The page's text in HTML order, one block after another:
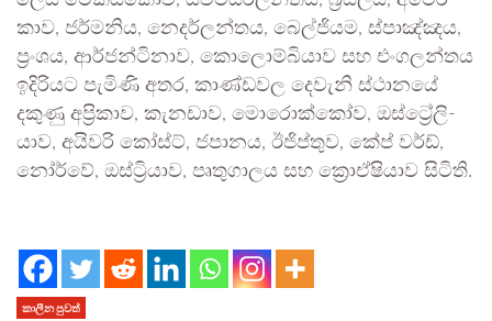
කාව, ජර්ම­නිය, නෙද­ර්ල­න්තය, බෙල්ජි­යම, ස්පාඤ්ඤය,
ප්‍රංශය, ආර්ජ­න්ටි­නාව, කොලො­ම්බි­යාව සහ එංග­ල­න්තය
ඉදි­රි­යට පැමිණි අතර, කාණ්ඩ­වල දෙවැනි ස්ථානයේ
දකුණු අප්‍රි­කාව, කැන­ඩාව, මොරො­ක්කෝව, ඔස්ට්‍රේ­ලි­
යාව, අයි­වරි කෝස්ට්, ජපා­නය, ඊජි­ප්තුව, කේප් වර්ඩ්,
නෝර්වේ, ඔස්ට්‍රි­යාව, පෘතු­ගා­ලය සහ ක්‍රොඒ­ෂි­යාව සිටිති.
කාලීන පුවත්